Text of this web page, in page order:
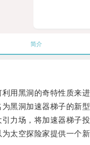
简介
黑洞的奇特性质来进
黑洞加速器梯子的新
场，将加速器梯子投
空探险家提供一个